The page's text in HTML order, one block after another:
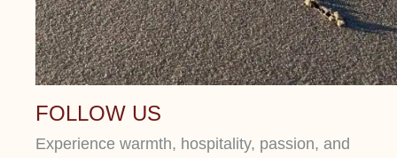
FOLLOW US
Experience warmth, hospitality, passion, and